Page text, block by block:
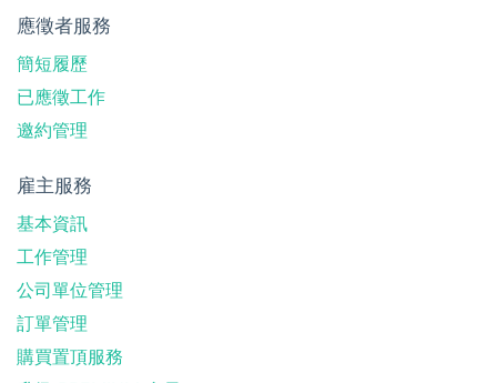
應徵者服務
簡短履歷
已應徵工作
邀約管理
雇主服務
基本資訊
工作管理
公司單位管理
訂單管理
購買置頂服務